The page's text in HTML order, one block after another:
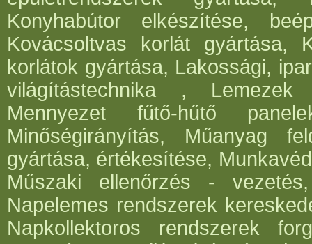
Konyhabútor elkészítése,
Kovácsoltvas korlát gyártása,
korlátok gyártása, Lakossági,
világítástechnika , Lemezek
Mennyezet fűtő-hűtő
Minőségirányítás, Műanyag
gyártása, értékesítése,
Műszaki ellenőrzés -
Napelemes rendszerek
Napkollektoros rendszerek